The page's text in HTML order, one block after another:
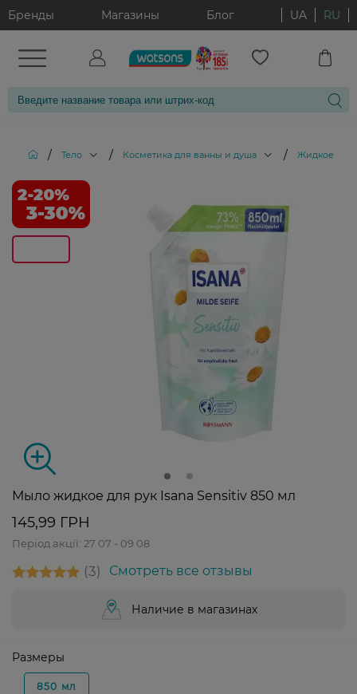
Бренды Магазины Блог UA RU
/ Тело / Косметика для ванны и душа / Жидкое
Мыло жидкое для рук Isana Sensitiv 850 мл
145,99 ГРН
Період акції: 27 07 - 09 08
3 Смотреть все отзывы
Наличие в магазинах
Размеры
850 мл